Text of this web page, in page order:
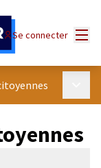
Se connecter